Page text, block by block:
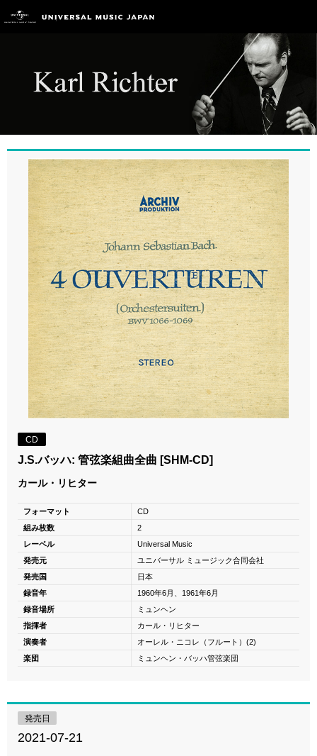
CD
J.S.バッハ: 管弦楽組曲全曲 [SHM-CD]
カール・リヒター
フォーマット
CD
組み枚数
2
レーベル
Universal Music
発売元
ユニバーサル ミュージック合同会社
発売国
日本
録音年
1960年6月、1961年6月
録音場所
ミュンヘン
指揮者
カール・リヒター
演奏者
オーレル・ニコレ（フルート）(2)
楽団
ミュンヘン・バッハ管弦楽団
発売日
2021-07-21